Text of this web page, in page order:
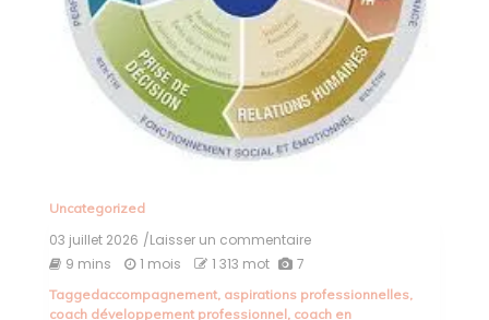
Uncategorized
03 juillet 2026 /Laisser un commentaireon
du
9 mins 1 mois 1 313 mot 7
Taggedaccompagnement, aspirations professionnelles,
coach développement professionnel, coach en